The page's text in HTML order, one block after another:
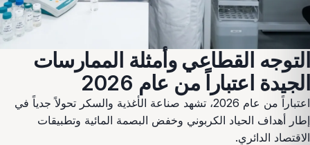
التوجه القطاعي وأمثلة الممارسات
الجيدة اعتباراً من عام 2026
اعتباراً من عام 2026، تشهد صناعة الأغذية والسكر تحولاً جدياً في
إطار أهداف الحياد الكربوني وخفض البصمة المائية وتطبيقات
الاقتصاد الدائري.